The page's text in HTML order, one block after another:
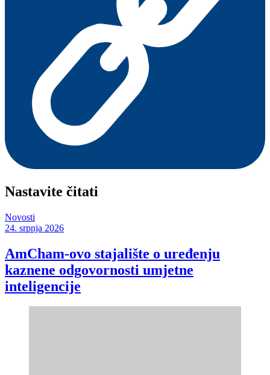
Nastavite čitati
Novosti
24. srpnja 2026
AmCham-ovo stajalište o uređenju
kaznene odgovornosti umjetne
inteligencije